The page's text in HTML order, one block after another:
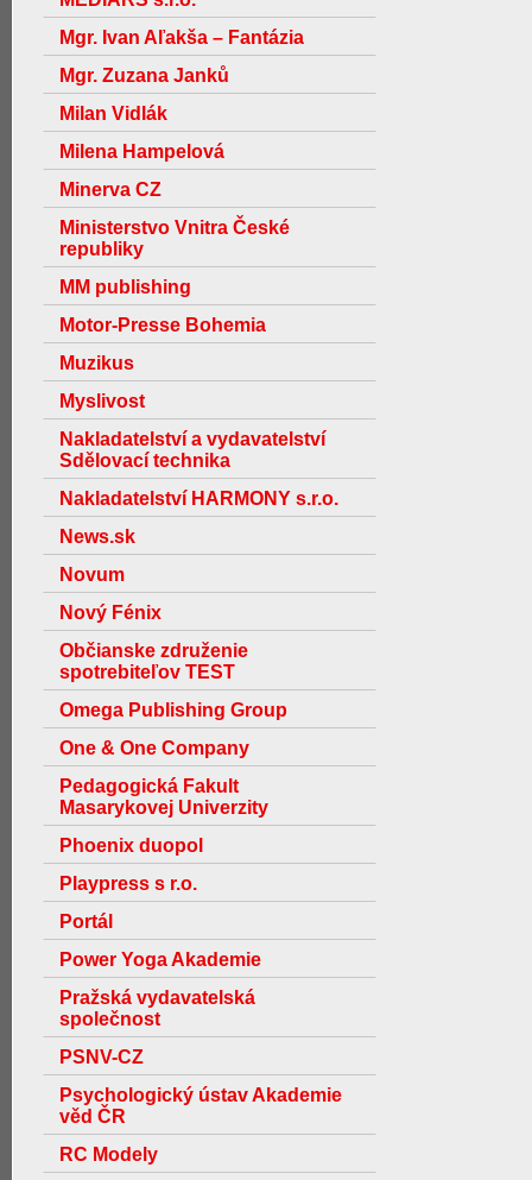
Mgr. Ivan Aľakša – Fantázia
Mgr. Zuzana Janků
Milan Vidlák
Milena Hampelová
Minerva CZ
Ministerstvo Vnitra České
republiky
MM publishing
Motor-Presse Bohemia
Muzikus
Myslivost
Nakladatelství a vydavatelství
Sdělovací technika
Nakladatelství HARMONY s.r.o.
News.sk
Novum
Nový Fénix
Občianske združenie
spotrebiteľov TEST
Omega Publishing Group
One & One Company
Pedagogická Fakult
Masarykovej Univerzity
Phoenix duopol
Playpress s r.o.
Portál
Power Yoga Akademie
Pražská vydavatelská
společnost
PSNV-CZ
Psychologický ústav Akademie
věd ČR
RC Modely